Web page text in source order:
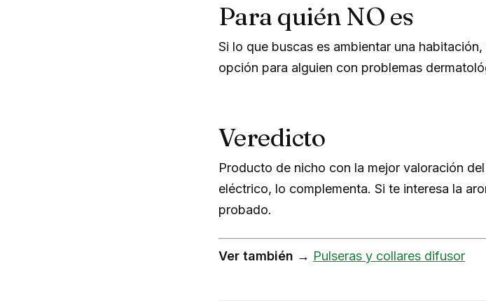
Para quién NO es
Si lo que buscas es ambientar una
opción para alguien con problemas
Veredicto
Producto de nicho con la mejor valoración
eléctrico, lo complementa. Si te interesa la
probado.
Ver también → Pulseras y collares difusor